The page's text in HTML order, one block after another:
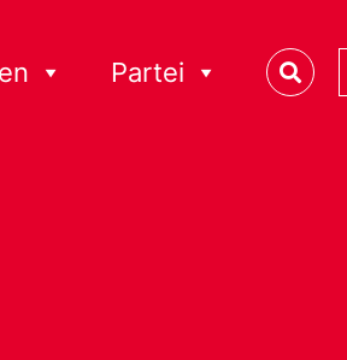
Partei